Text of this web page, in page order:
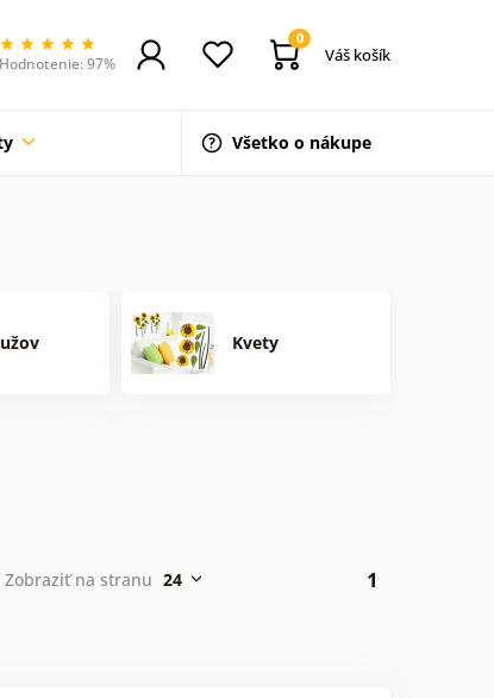
Hodnotenie: 97%
0
Váš košík
Všetko o nákupe
Kvety
Zobraziť na stranu 24 1